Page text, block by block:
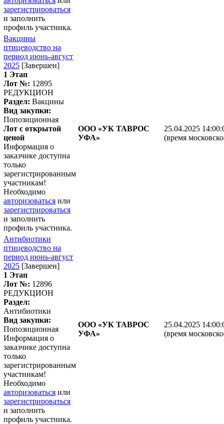
зарегистрироваться
и заполнить
профиль участника.
Вакцины
птицеводство на
период июнь-август
2025 [Завершен]
1 Этап
Лот №: 12895
РЕДУКЦИОН
Раздел: Вакцины
Вид закупки:
Попозиционная
Лот с открытой
ценой
Информация о
заказчике доступна
только
зарегистрированным
участникам!
Необходимо
авторизоваться или
зарегистрироваться
и заполнить
профиль участника.
ООО «УК ТАВРОС
УФА»
25.04.2025
(время
Антибиотики
птицеводство на
период июнь-август
2025 [Завершен]
1 Этап
Лот №: 12896
РЕДУКЦИОН
Раздел:
Антибиотики
Вид закупки:
Попозиционная
Информация о
заказчике доступна
только
зарегистрированным
участникам!
Необходимо
авторизоваться или
зарегистрироваться
и заполнить
профиль участника.
ООО «УК ТАВРОС
УФА»
25.04.2025
(время